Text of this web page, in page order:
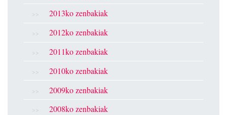
2013ko zenbakiak
2012ko zenbakiak
2011ko zenbakiak
2010ko zenbakiak
2009ko zenbakiak
2008ko zenbakiak